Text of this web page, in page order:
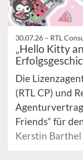
30.07.26 – RTL
„Hello Kitty
Die
(RTL CP) und
Friends“ für
Kerstin Barthel